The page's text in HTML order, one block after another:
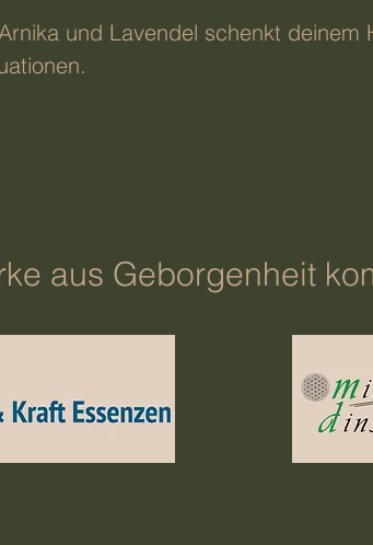
und Lavendel schenkt deinem
aus Geborgenheit